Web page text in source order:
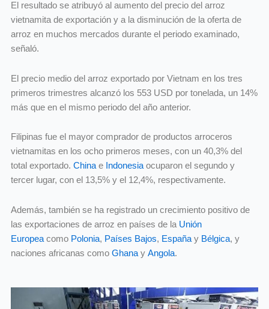
El resultado se atribuyó al aumento del precio del arroz
vietnamita de exportación y a la disminución de la oferta de
arroz en muchos mercados durante el periodo examinado,
señaló.
El precio medio del arroz exportado por Vietnam en los tres
primeros trimestres alcanzó los 553 USD por tonelada, un 14%
más que en el mismo periodo del año anterior.
Filipinas fue el mayor comprador de productos arroceros
vietnamitas en los ocho primeros meses, con un 40,3% del
total exportado. ChinaeIndonesiaocuparon el segundo y
tercer lugar, con el 13,5% y el 12,4%, respectivamente.
Además, también se ha registrado un crecimiento positivo de
las exportaciones de arroz en países de la Unión
Europeacomo Polonia, Países Bajos, Españay Bélgica, y
naciones africanas como GhanayAngola.